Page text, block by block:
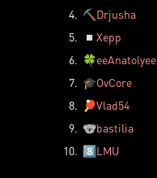
4. ⛏️ Drjusha
5.
◽ Xepp
6. 🍀eeAnatolyee
7. 🎓OvCore
8.
🏓Vlad54
9. 🐨bastilia
10. 8️⃣LMU